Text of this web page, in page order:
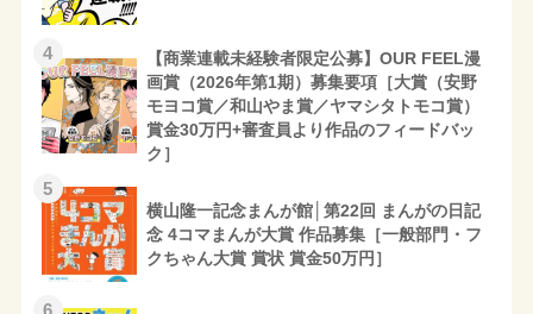
4
【商業連載未経験者限定公募】OUR FEEL漫
画賞（2026年第1期）募集要項［大賞（安野
モヨコ賞／和山やま賞／ヤマシタトモコ賞）
賞金30万円+審査員より作品のフィードバッ
ク］
5
横山隆一記念まんが館│第22回 まんがの日記
念 4コマまんが大賞 作品募集［一般部門・フ
クちゃん大賞 賞状 賞金50万円］
6